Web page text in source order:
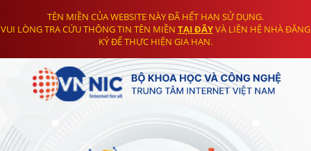
TÊN MIỀN CỦA WEBSITE NÀY ĐÃ HẾT HẠN SỬ DỤNG.
VUI LÒNG TRA CỨU THÔNG TIN TÊN MIỀN TẠI ĐÂYVÀ LIÊN HỆ NHÀ ĐĂNG
KÝ ĐỂ THỰC HIỆN GIA HẠN.